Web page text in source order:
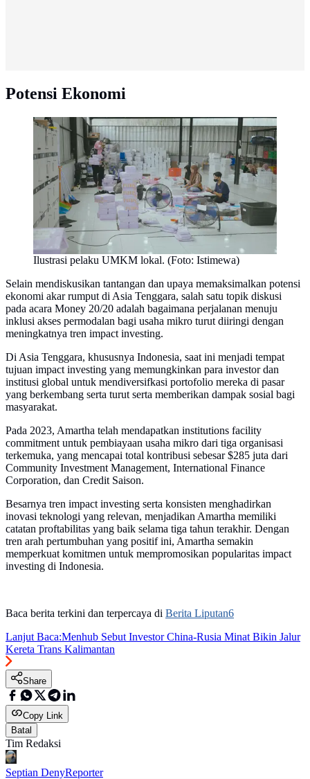
Potensi Ekonomi
Ilustrasi pelaku UMKM lokal. (Foto: Istimewa)
Selain mendiskusikan tantangan dan upaya memaksimalkan potensi
ekonomi akar rumput di Asia Tenggara, salah satu topik diskusi
pada acara Money 20/20 adalah bagaimana perjalanan menuju
inklusi akses permodalan bagi usaha mikro turut diiringi dengan
meningkatnya tren impact investing.
Di Asia Tenggara, khususnya Indonesia, saat ini menjadi tempat
tujuan impact investing yang memungkinkan para investor dan
institusi global untuk mendiversifkasi portofolio mereka di pasar
yang berkembang serta turut serta memberikan dampak sosial bagi
masyarakat.
Pada 2023, Amartha telah mendapatkan institutions facility
commitment untuk pembiayaan usaha mikro dari tiga organisasi
terkemuka, yang mencapai total kontribusi sebesar $285 juta dari
Community Investment Management, International Finance
Corporation, dan Credit Saison.
Besarnya tren impact investing serta konsisten menghadirkan
inovasi teknologi yang relevan, menjadikan Amartha memiliki
catatan proftabilitas yang baik selama tiga tahun terakhir. Dengan
tren arah pertumbuhan yang positif ini, Amartha semakin
memperkuat komitmen untuk mempromosikan popularitas impact
investing di Indonesia.
Baca berita terkini dan terpercaya di Berita Liputan6
Lanjut Baca:Menhub Sebut Investor China-Rusia Minat Bikin Jalur
Kereta Trans Kalimantan
Share
Copy Link
Batal
Tim Redaksi
Septian DenyReporter